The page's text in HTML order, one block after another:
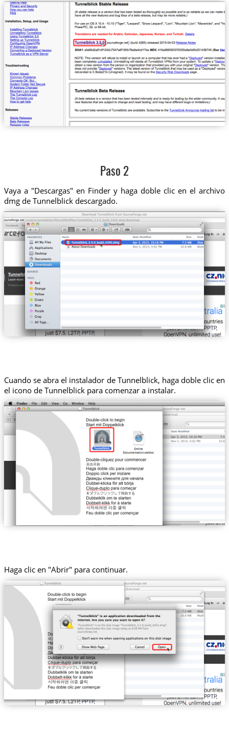
Paso 2
Vaya a "Descargas" en Finder y haga doble clic en el archivo
dmg de Tunnelblick descargado.
Cuando se abra el instalador de Tunnelblick, haga doble clic en
el icono de Tunnelblick para comenzar a instalar.
Haga clic en "Abrir" para continuar.